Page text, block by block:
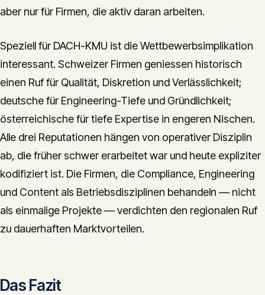
aber nur für Firmen, die aktiv daran arbeiten.
Speziell für DACH-KMU ist die Wettbewerbsimplikation
interessant. Schweizer Firmen geniessen historisch
einen Ruf für Qualität, Diskretion und Verlässlichkeit;
deutsche für Engineering-Tiefe und Gründlichkeit;
österreichische für tiefe Expertise in engeren Nischen.
Alle drei Reputationen hängen von operativer Disziplin
ab, die früher schwer erarbeitet war und heute expliziter
kodifiziert ist. Die Firmen, die Compliance, Engineering
und Content als Betriebsdisziplinen behandeln — nicht
als einmalige Projekte — verdichten den regionalen Ruf
zu dauerhaften Marktvorteilen.
Das Fazit